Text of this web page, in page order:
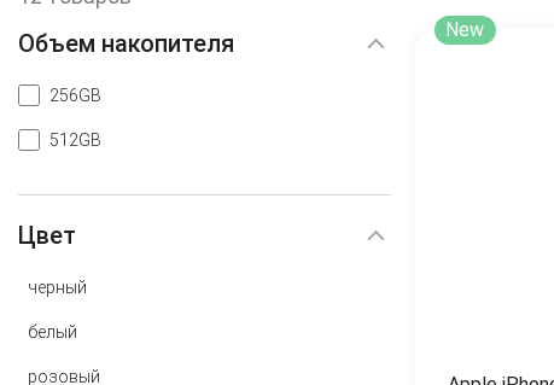
Объем накопителя
256GB
512GB
Цвет
черный
белый
розовый
New